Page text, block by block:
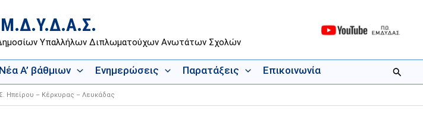
Υπαλλήλων Διπλωματούχων Ανωτάτων Σχολών
Νέα Α’ βάθμιων Ενημερώσεις Παρατάξεις Επικοινωνία
Ηπείρου – Κέρκυρας – Λευκάδας